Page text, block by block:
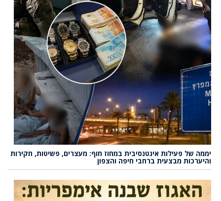
יממה של פעילות אינטנסיבית במחוז חוף: מעצרים, פשיטות, חקירות
והיערכות מבצעית ברחבי חיפה והצפון